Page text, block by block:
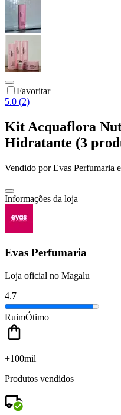
Favoritar
5.0 (2)
Kit Acquaflora
Hidratante (3
Vendido porEvas Perfumaria
Informações da loja
Evas Perfumaria
Loja oficial no Magalu
4.7
RuimÓtimo
+100mil
Produtos vendidos